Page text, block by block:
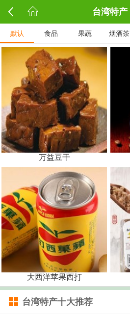
台湾特产
默认 食品 果蔬 烟酒茶
万益豆干
大西洋苹果西打
台湾特产十大推荐